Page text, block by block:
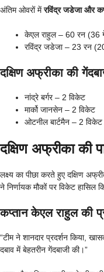
अंतिम ओवरों मेंरविंद्र जडेजा और
केएल राहुल – 60 रन (36
रविंद्र जडेजा – 23 रन
दक्षिण अफ्रीका की
नांद्रे बर्गर – 2 विकेट
मार्को जानसेन – 2 विकेट
ओटनील बार्टमैन – 2 विकेट
दक्षिण अफ्रीका की
लक्ष्य का पीछा करते हुए दक्षिण
ने निर्णायक मौकों पर विकेट हासिल
कप्तान केएल राहुल की
“टीम ने शानदार प्रदर्शन किया,
दबाव में बेहतरीन गेंदबाजी की।”